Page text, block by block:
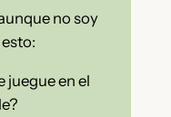
no soy
juegue en el